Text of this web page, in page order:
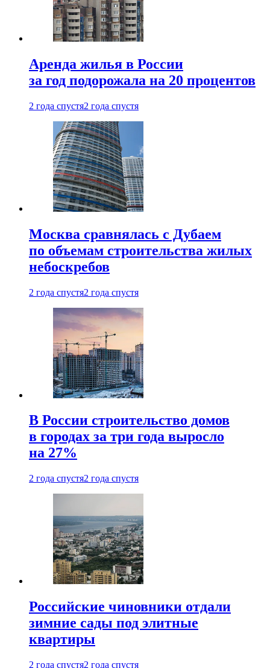
Аренда жилья в России
за год подорожала на 20 процентов
2 года спустя2 года спустя
Москва сравнялась с Дубаем
по объемам строительства жилых
небоскребов
2 года спустя2 года спустя
В России строительство домов
в городах за три года выросло
на 27%
2 года спустя2 года спустя
Российские чиновники отдали
зимние сады под элитные
квартиры
2 года спустя2 года спустя